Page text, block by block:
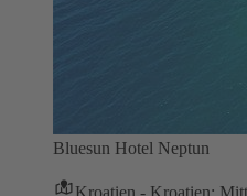
Bluesun Hotel Neptun
Kroatien - Kroatien: